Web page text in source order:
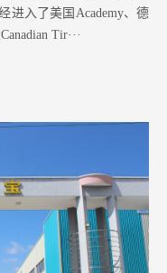
进入了美国Academy、德
Tir···